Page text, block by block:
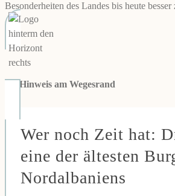
Besonderheiten des Landes bis heute besser
Hinweis am Wegesrand
Wer noch Zeit hat:
eine der ältesten
Nordalbaniens